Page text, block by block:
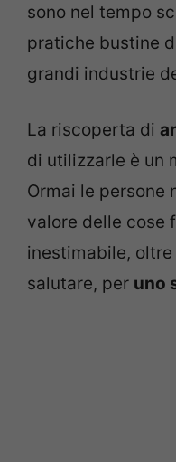
sono nel tempo
pratiche bustine
grandi industrie
La riscoperta di
di utilizzarle è un
Ormai le persone
valore delle cose
inestimabile,
salutare, per uno